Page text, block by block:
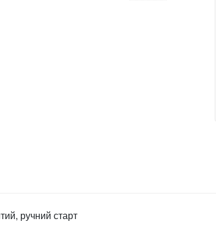
ручний старт